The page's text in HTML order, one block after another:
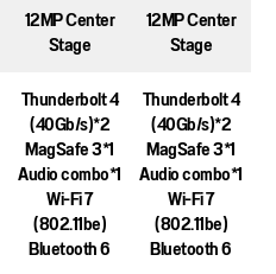
12MP Center
Stage
12MP Center
Stage
Thunderbolt 4
(40Gb/s)*2
MagSafe 3*1
Audio combo*1
Wi-Fi 7
(802.11be)
Bluetooth 6
Thunderbolt 4
(40Gb/s)*2
MagSafe 3*1
Audio combo*1
Wi-Fi 7
(802.11be)
Bluetooth 6